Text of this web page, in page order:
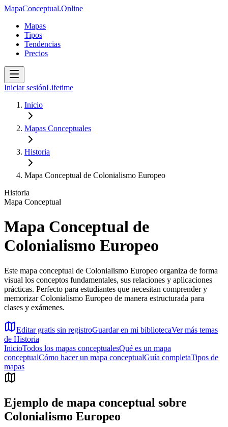
MapaConceptual.Online
Mapas
Tipos
Tendencias
Precios
Iniciar sesiónLifetime
Inicio
Mapas Conceptuales
Historia
Mapa Conceptual de Colonialismo Europeo
Historia
Mapa Conceptual
Mapa Conceptual de
Colonialismo Europeo
Este mapa conceptual de Colonialismo Europeo organiza de forma
visual los conceptos fundamentales, sus relaciones y aplicaciones
prácticas. Perfecto para estudiantes que necesitan comprender y
memorizar Colonialismo Europeo de manera estructurada para
clases y exámenes.
Editar gratis sin registroGuardar en mi bibliotecaVer más temas
de Historia
InicioTodos los mapas conceptualesQué es un mapa
conceptualCómo hacer un mapa conceptualGuía completaTipos de
mapas
Ejemplo de mapa conceptual sobre
Colonialismo Europeo